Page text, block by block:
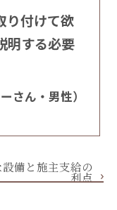
り付けて欲
明する必要
さん・男性）
備と施主支給の
利点